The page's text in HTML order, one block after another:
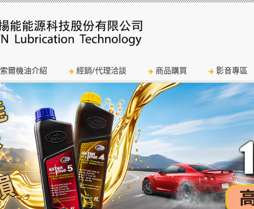
索爾機油介紹 經銷/代理洽談 商品購買 影音專區